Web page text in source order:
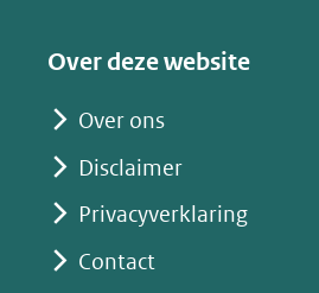
Over deze website
Over ons
Disclaimer
Privacyverklaring
Contact